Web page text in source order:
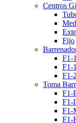
Centros
Fijo
F1-
F1-
F1-
Toma
F1-
F1-
F1-
F1-